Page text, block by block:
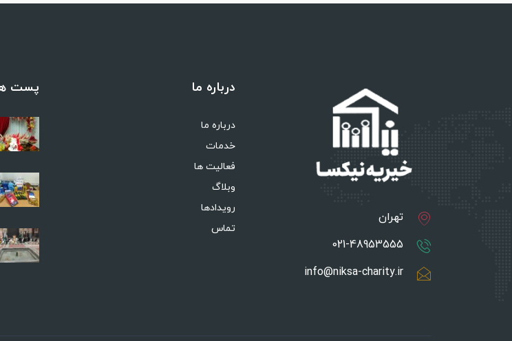
تهران
021-48953555
info@niksa-charity.ir
درباره ما
درباره ما
خدمات
فعالیت ها
وبلاگ
رویدادها
تماس
پست